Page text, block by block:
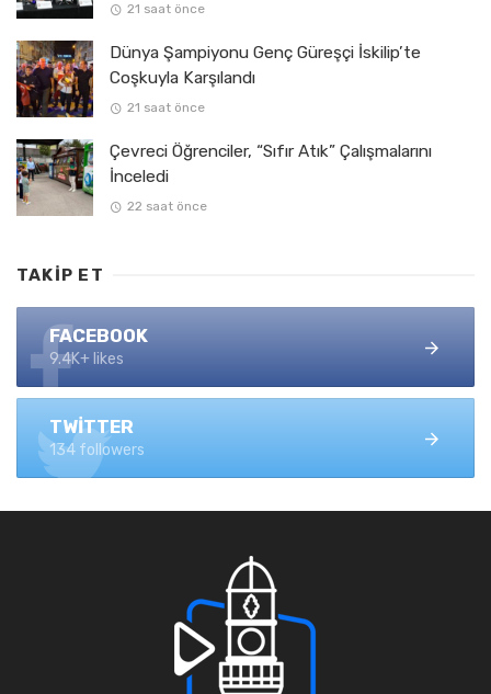
21 saat önce
Dünya Şampiyonu Genç Güreşçi İskilip’te
Coşkuyla Karşılandı
21 saat önce
Çevreci Öğrenciler, “Sıfır Atık” Çalışmalarını
İnceledi
22 saat önce
TAKIP ET
FACEBOOK
9.4K+ likes
TWITTER
134 followers